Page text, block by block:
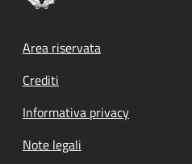
Footer menu
Area riservata
Crediti
Informativa privacy
Note legali